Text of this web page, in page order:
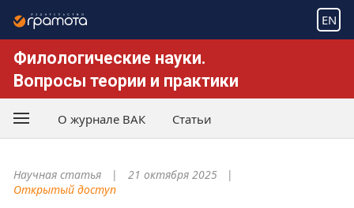
EN
Филологические науки.
Вопросы теории и практики
О журнале ВАК Статьи
Научная статья
21 октября 2025
Открытый доступ